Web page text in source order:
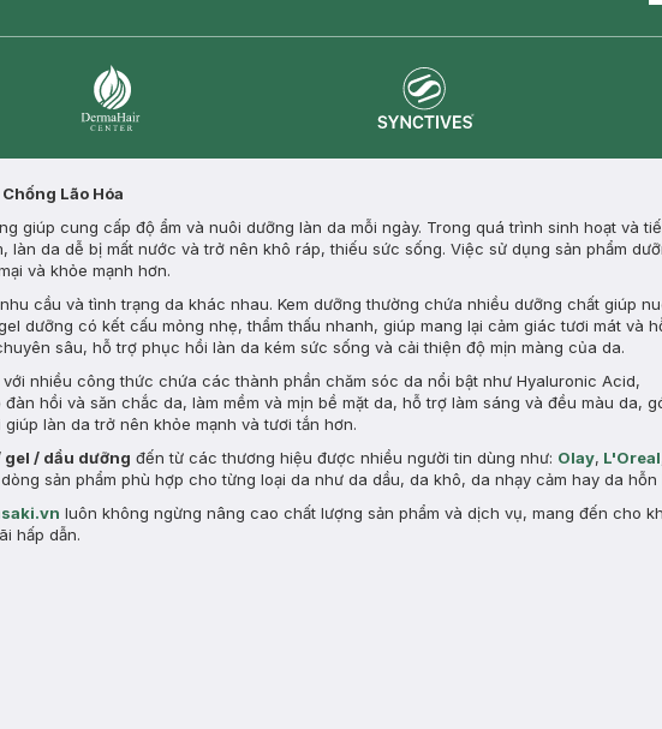
Lão Hóa
giúp cung cấp độ ẩm và nuôi dưỡng làn da mỗi ngày. Trong quá trình sinh hoạt và
da dễ bị mất nước và trở nên khô ráp, thiếu sức sống. Việc sử dụng sản phẩm
và khỏe mạnh hơn.
cầu và tình trạng da khác nhau. Kem dưỡng thường chứa nhiều dưỡng chất giúp
dưỡng có kết cấu mỏng nhẹ, thẩm thấu nhanh, giúp mang lại cảm giác tươi mát và
sâu, hỗ trợ phục hồi làn da kém sức sống và cải thiện độ mịn màng của da.
nhiều công thức chứa các thành phần chăm sóc da nổi bật như Hyaluronic Acid,
hồi và săn chắc da, làm mềm và mịn bề mặt da, hỗ trợ làm sáng và đều màu da,
làn da trở nên khỏe mạnh và tươi tắn hơn.
gel / dầu dưỡng đến từ các thương hiệu được nhiều người tin dùng như: Olay, L'Oreal
sản phẩm phù hợp cho từng loại da như da dầu, da khô, da nhạy cảm hay da hỗn
luôn không ngừng nâng cao chất lượng sản phẩm và dịch vụ, mang đến cho
hấp dẫn.